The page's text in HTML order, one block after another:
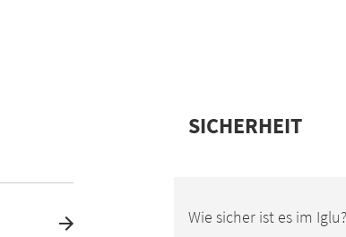
SICHERHEIT
Wie sicher ist es im Iglu?